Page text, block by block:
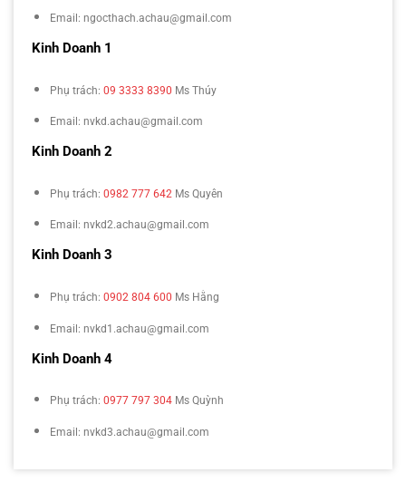
Email: ngocthach.achau@gmail.com
Kinh Doanh 1
Phụ trách: 09 3333 8390 Ms Thúy
Email: nvkd.achau@gmail.com
Kinh Doanh 2
Phụ trách: 0982 777 642 Ms Quyên
Email: nvkd2.achau@gmail.com
Kinh Doanh 3
Phụ trách: 0902 804 600 Ms Hằng
Email: nvkd1.achau@gmail.com
Kinh Doanh 4
Phụ trách: 0977 797 304 Ms Quỳnh
Email: nvkd3.achau@gmail.com